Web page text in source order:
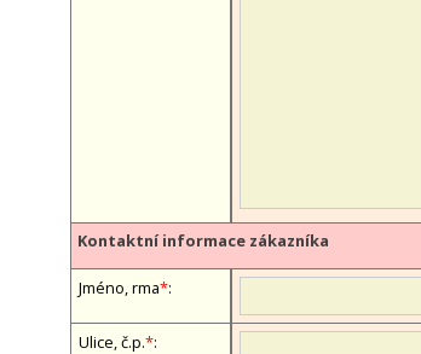
Kontaktní informace zákazníka
Jméno, firma*:
Ulice, č.p.*: